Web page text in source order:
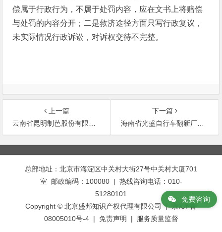
偿属于行政行为，不属于处罚内容，应在文书上将赔偿
与处罚的内容分开；二是救济途径方面只写行政复议，
未实际情况行政诉讼，对诉权交待不完整。
上一篇
云南省昆明制芭股份有限公司侵犯深圳市金匮医药贸易公司安必新注册商标专用权案
下一篇
海南省光盛自行车翻新厂侵犯上海凤凰自行车公司凤凰注册商标专用权案
文
章
总部地址：北京市海淀区中关村大街27号中关村大厦701
室 邮政编码：100080 | 热线咨询电话：010-
51280101
Copyright © 北京盛邦知识产权代理有限公司 | 京ICP备
08005010号-4 | 免责声明 | 服务质量监督
免费咨询